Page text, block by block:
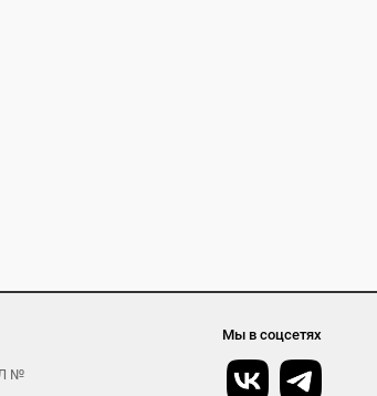
№
Мы в соцсетях